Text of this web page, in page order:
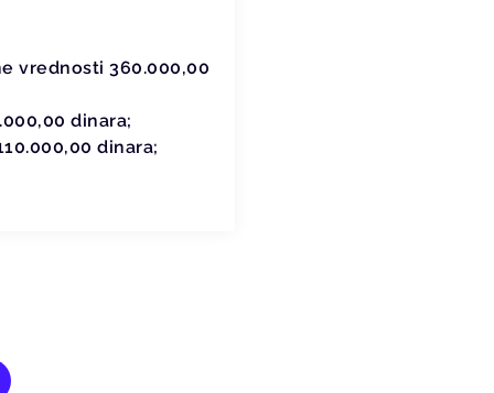
vrednosti 360.000,00
dinara;
dinara;